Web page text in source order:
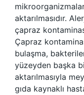
aktarılmasıdır.
çapraz
Çapraz
bulaşma,
yüzeyden başka
aktarılmasıyla
gıda kaynaklı